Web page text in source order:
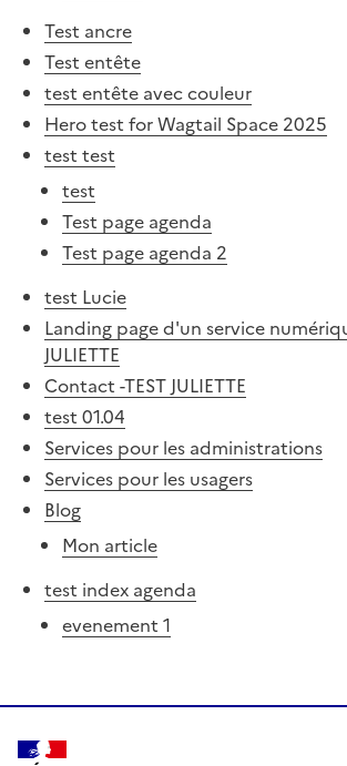
Test ancre
Test entête
test entête avec couleur
Hero test for Wagtail Space 2025
test test
test
Test page agenda
Test page agenda 2
test Lucie
Landing page d'un service
JULIETTE
Contact -TEST JULIETTE
test 01.04
Services pour les administrations
Services pour les usagers
Blog
Mon article
test index agenda
evenement 1